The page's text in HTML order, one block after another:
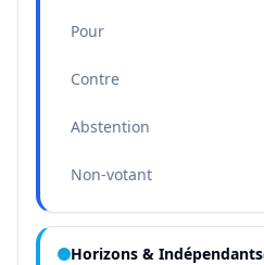
Pour
Contre
Abstention
Non-votant
Horizons & Indépendants